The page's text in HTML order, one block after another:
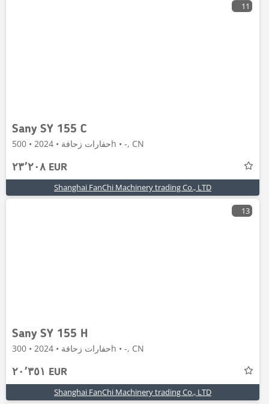
11
Sany SY 155 C
حفارات زحافة • 2024 • 500h • -, CN
٢٣٬٢٠٨ EUR
Shanghai FanChi Machinery trading Co., LTD
13
Sany SY 155 H
حفارات زحافة • 2024 • 300h • -, CN
٢٠٬٣٥١ EUR
Shanghai FanChi Machinery trading Co., LTD